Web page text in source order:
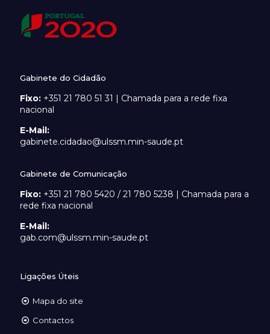
Gabinete do Cidadão
Fixo: +351 21 780 51 31 | Chamada para a rede fixa
nacional
E-Mail:
gabinete.cidadao@ulssm.min-saude.pt
Gabinete de Comunicação
Fixo: +351 21 780 5420 / 21 780 5238 | Chamada para a
rede fixa nacional
E-Mail:
gab.com@ulssm.min-saude.pt
Ligações Úteis
Mapa do site
Contactos